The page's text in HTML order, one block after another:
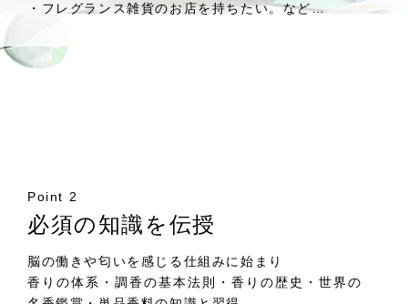
・フレグランス雑貨のお店を持ちたい。など…
Point 2
必須の知識を伝授
脳の働きや匂いを感じる仕組みに始まり
香りの体系・調香の基本法則・香りの歴史・世界の